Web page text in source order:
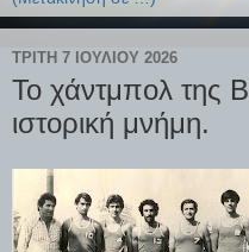
ΤΡΊΤΗ 7 ΙΟΥΛΊΟΥ 2026
Το χάντμπολ της
ιστορική μνήμη.